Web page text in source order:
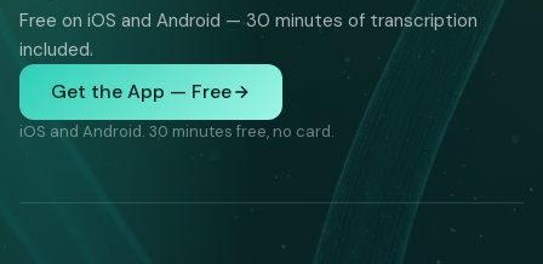
Free on iOS and Android — 30 minutes of transcription
included.
Get the App — Free
iOS and Android. 30 minutes free, no card.